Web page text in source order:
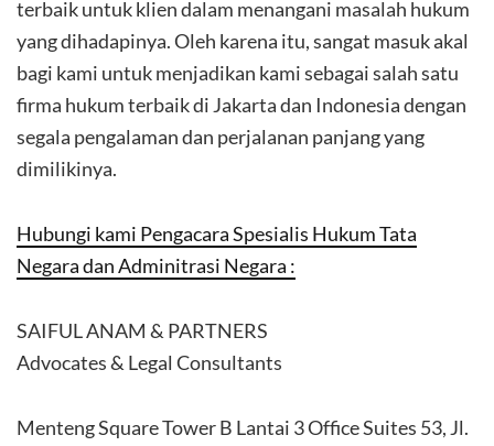
terbaik untuk klien dalam menangani masalah hukum
yang dihadapinya. Oleh karena itu, sangat masuk akal
bagi kami untuk menjadikan kami sebagai salah satu
firma hukum terbaik di Jakarta dan Indonesia dengan
segala pengalaman dan perjalanan panjang yang
dimilikinya.
Hubungi kami Pengacara Spesialis Hukum Tata
Negara dan Adminitrasi Negara :
SAIFUL ANAM & PARTNERS
Advocates & Legal Consultants
Menteng Square Tower B Lantai 3 Office Suites 53, Jl.